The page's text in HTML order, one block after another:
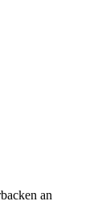
an